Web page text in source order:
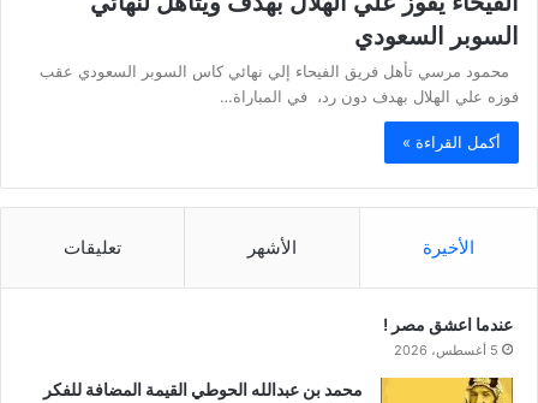
السوبر السعودي
محمود مرسي تأهل فريق الفيحاء إلي نهائي كاس السوبر السعودي عقب
فوزه علي الهلال بهدف دون رد، في المباراة…
أكمل القراءة »
الأخيرة الأشهر تعليقات
عندما اعشق مصر !
5 أغسطس، 2026
محمد بن عبدالله الحوطي القيمة المضافة للفكر